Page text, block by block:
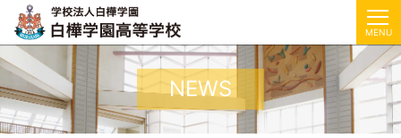
MENU
NEWS